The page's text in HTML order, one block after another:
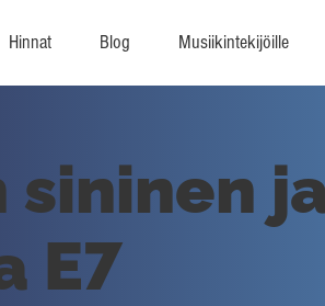
Hinnat Blog Musiikintekijöille
sininen
E7